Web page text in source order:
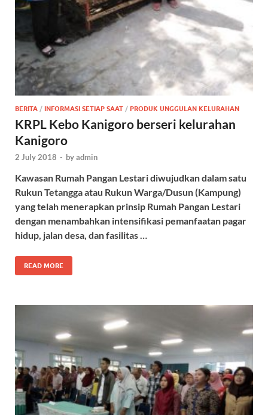
BERITA / INFORMASI SETIAP SAAT / PRODUK UNGGULAN KELURAHAN
KRPL Kebo Kanigoro berseri kelurahan
Kanigoro
2 July 2018 - byadmin
Kawasan Rumah Pangan Lestari diwujudkan dalam satu
Rukun Tetangga atau Rukun Warga/Dusun (Kampung)
yang telah menerapkan prinsip Rumah Pangan Lestari
dengan menambahkan intensifikasi pemanfaatan pagar
hidup, jalan desa, dan fasilitas …
READ MORE